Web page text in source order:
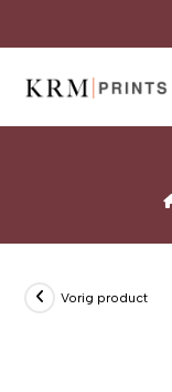
Vorig product